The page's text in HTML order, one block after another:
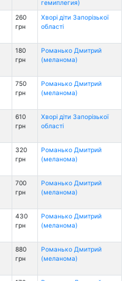
гемиплегия)
260
грн
Хворі діти Запорізької
області
180
грн
Романько Дмитрий
(меланома)
750
грн
Романько Дмитрий
(меланома)
610
грн
Хворі діти Запорізької
області
320
грн
Романько Дмитрий
(меланома)
700
грн
Романько Дмитрий
(меланома)
430
грн
Романько Дмитрий
(меланома)
880
грн
Романько Дмитрий
(меланома)